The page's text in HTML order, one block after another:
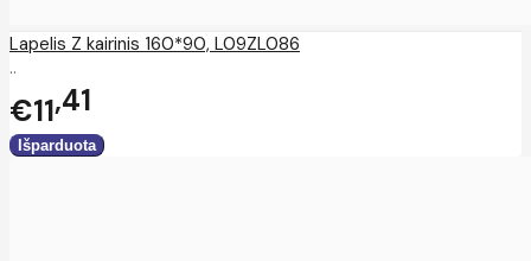
Lapelis Z kairinis 160*90, L09ZL086
..
€11 41